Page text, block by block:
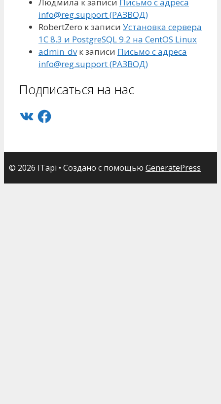
info@reg.support (РАЗВОД)
RobertZero к записи Установка сервера
1С 8.3 и PostgreSQL 9.2 на CentOS Linux
admin_dvк записи Письмо с адреса
info@reg.support (РАЗВОД)
Подписаться на нас
VK Facebook
© 2026 ITapi • Создано с помощью GeneratePress